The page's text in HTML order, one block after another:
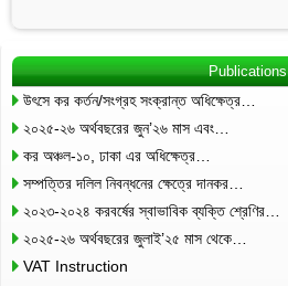
Publications
উৎসে কর কর্তন/সংগ্রহ সংক্রান্ত অধিক্ষেত্র…
২০২৫-২৬ অর্থবছরের জুন’২৬ মাস এবং…
কর অঞ্চল-১০, ঢাকা এর অধিক্ষেত্র…
সম্পত্তির দলিল নিবন্ধনের ক্ষেত্রে দানকর…
২০২৩-২০২৪ করবর্ষের স্বাভাবিক ব্যক্তি শ্রেণির…
২০২৫-২৬ অর্থবছরের জুলাই’২৫ মাস থেকে…
VAT Instruction